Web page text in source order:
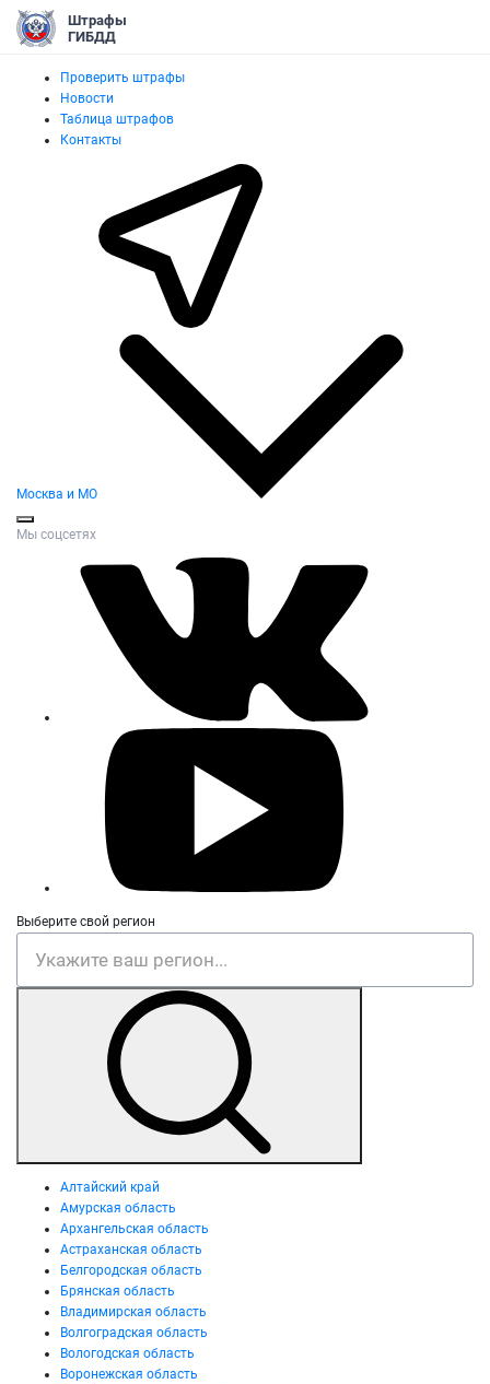
Штрафы
ГИБДД
Проверить штрафы
Новости
Таблица штрафов
Контакты
Москва и МО
Мы соцсетях
Выберите свой регион
Алтайский край
Амурская область
Архангельская область
Астраханская область
Белгородская область
Брянская область
Владимирская область
Волгоградская область
Вологодская область
Воронежская область